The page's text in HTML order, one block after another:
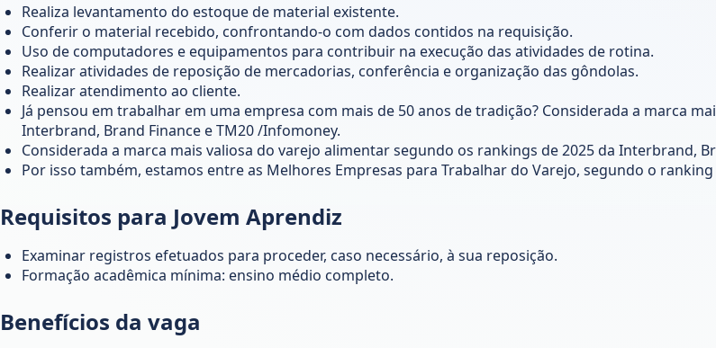
Realiza levantamento do estoque de material existente.
Conferir o material recebido, confrontando-o com dados contidos na requisição.
Uso de computadores e equipamentos para contribuir na execução das atividades de rotina.
Realizar atividades de reposição de mercadorias, conferência e organização das gôndolas.
Realizar atendimento ao cliente.
Já pensou em trabalhar em uma empresa com mais de 50 anos de tradição? Considerada a marca
Interbrand, Brand Finance e TM20 /Infomoney.
Considerada a marca mais valiosa do varejo alimentar segundo os rankings de 2025 da Interbrand,
Por isso também, estamos entre as Melhores Empresas para Trabalhar do Varejo, segundo o ranking
Requisitos para Jovem Aprendiz
Examinar registros efetuados para proceder, caso necessário, à sua reposição.
Formação acadêmica mínima: ensino médio completo.
Benefícios da vaga